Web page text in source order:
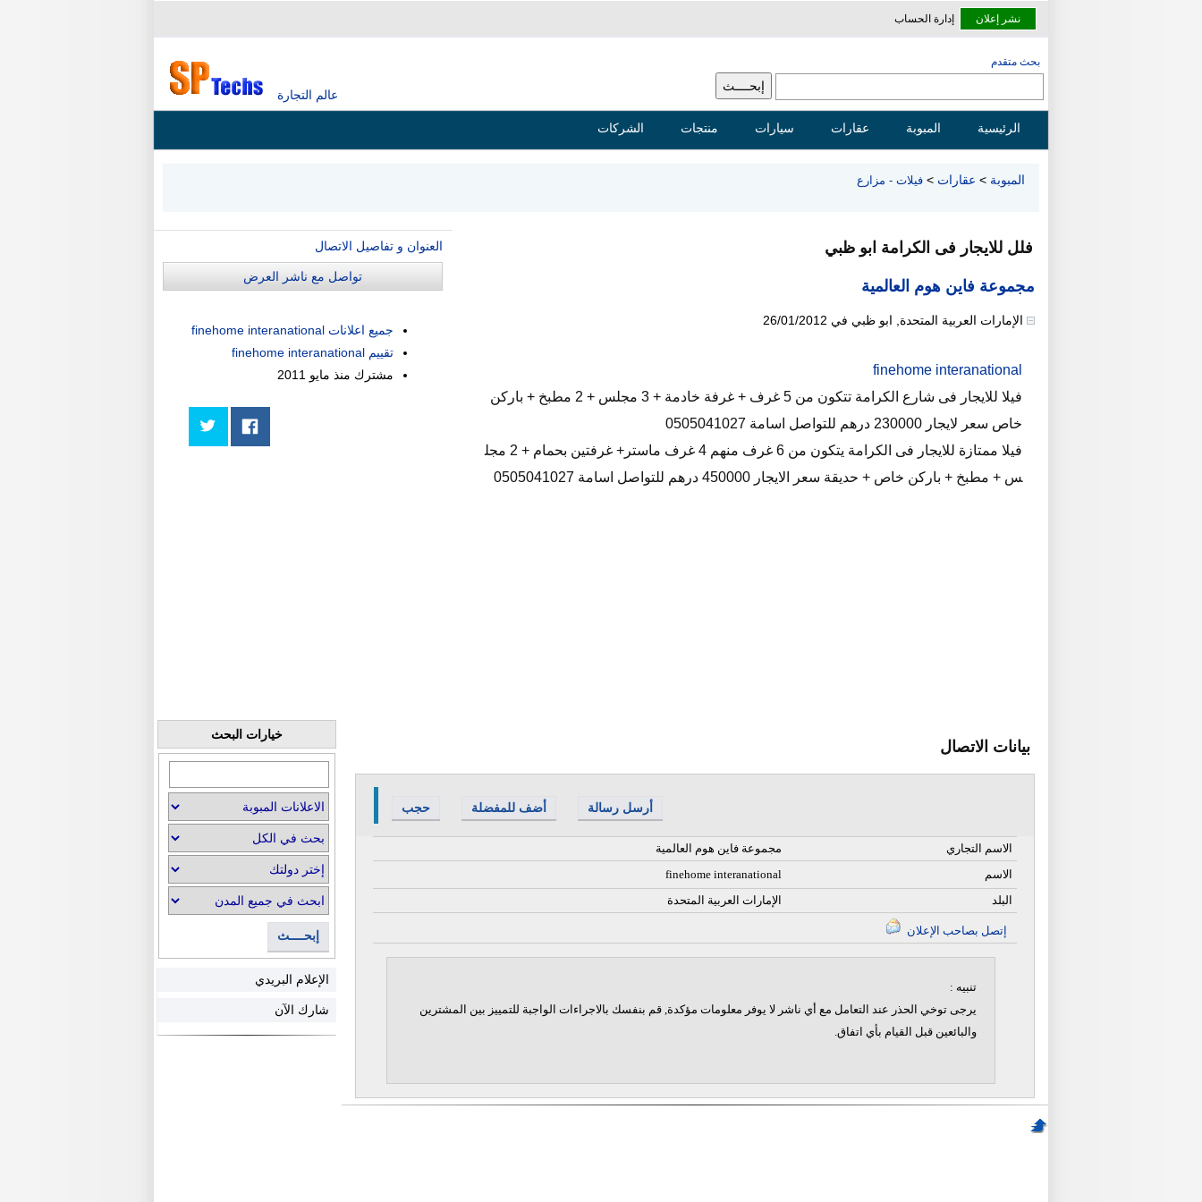
نشر إعلان إدارة الحساب
عالم التجارة
بحث متقدم
الرئيسية المبوبة عقارات سيارات منتجات الشركات
المبوبة > عقارات > فيلات - مزارع
فلل للايجار فى الكرامة ابو ظبي
مجموعة فاين هوم العالمية
الإمارات العربية المتحدة ابو ظبي في 26/01/2012
finehome interanational
فيلا للايجار فى شارع الكرامة تتكون من 5 غرف + غرفة خادمة + 3 مجلس + 2 مطبخ + باركن
خاص سعر لايجار 230000 درهم للتواصل اسامة 0505041027
فيلا ممتازة للايجار فى الكرامة يتكون من 6 غرف منهم 4 غرف ماستر+ غرفتين بحمام + 2 مجل
س + مطبخ + باركن خاص + حديقة سعر الايجار 450000 درهم للتواصل اسامة 0505041027
العنوان و تفاصيل الاتصال
تواصل مع ناشر العرض
جميع اعلانات finehome interanational
تقييم finehome interanational
مشترك منذ مايو 2011
بيانات الاتصال
حجب أضف للمفضلة أرسل رسالة
مجموعة فاين هوم العالمية
الاسم التجاري
finehome interanational
الاسم
الإمارات العربية المتحدة
البلد
تنبيه :
يرجى توخي الحذر عند التعامل مع أي ناشر لا يوفر معلومات مؤكدة, قم بنفسك بالاجراءات الواجبة للتمييز بين المشترين
والبائعين قبل القيام بأي اتفاق.
خيارات البحث
إبحــــث
الإعلام البريدي
شارك الآن